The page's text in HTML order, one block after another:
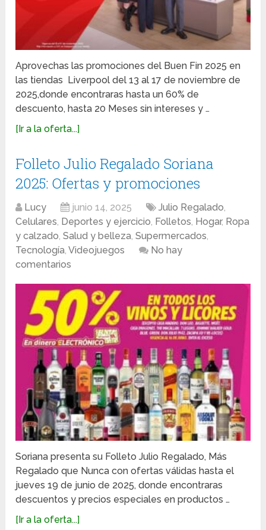
Aprovechas las promociones del Buen Fin 2025 en
las tiendas Liverpool del 13 al 17 de noviembre de
2025,donde encontraras hasta un 60% de
descuento, hasta 20 Meses sin intereses y …
[Ir a la oferta...]
Folleto Julio Regalado Soriana
2025: Ofertas y promociones
Lucy junio 14, 2025 Julio Regalado,
Celulares, Deportes y ejercicio, Folletos, Hogar, Ropa
y calzado,Salud y belleza,Supermercados,
Tecnología,Videojuegos
No hay
comentarios
Soriana presenta su Folleto Julio Regalado, Más
Regalado que Nunca con ofertas válidas hasta el
jueves 19 de junio de 2025, donde encontraras
descuentos y precios especiales en productos …
[Ir a la oferta...]